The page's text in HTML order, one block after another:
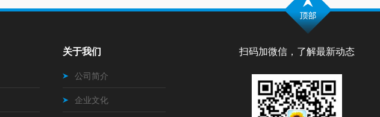
扫码加微信，了解最新动态
关于我们
公司简介
企业文化